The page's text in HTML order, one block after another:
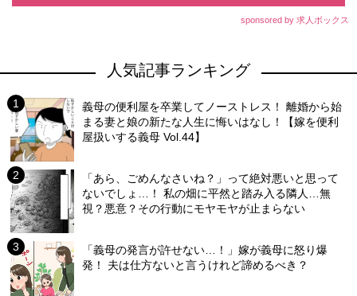
sponsored by 求人ボックス
人気記事ランキング
義母の便利屋を卒業してノーストレス！ 離婚から始
まる妻と娘の新たな人生に悔いはなし！【嫁を便利
屋扱いする義母 Vol.44】
「あら、ごめんなさいね？」って絶対悪いと思って
ないでしょ…！ 私の畑に平然と踏み入る隣人…無
視？悪意？その行動にモヤモヤが止まらない
「義母の発言が許せない…！」嫁が義母に怒り爆
発！ 夫は仕方ないと言うけれど諦めるべき？